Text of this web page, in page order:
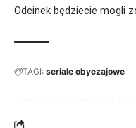
Odcinek będziecie mogli
TAGI: seriale obyczajowe